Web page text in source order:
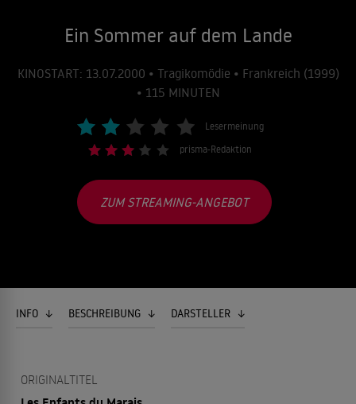
Ein Sommer auf dem Lande
KINOSTART: 13.07.2000 • Tragikomödie • Frankreich (1999)
• 115 MINUTEN
Lesermeinung
prisma-Redaktion
ZUM STREAMING-ANGEBOT
INFO BESCHREIBUNG DARSTELLER
ORIGINALTITEL